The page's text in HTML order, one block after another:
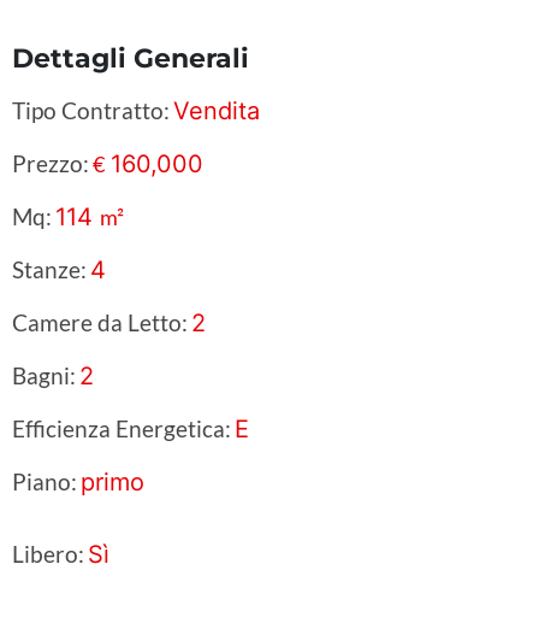
Dettagli Generali
Tipo Contratto:Vendita
Prezzo:€ 160,000
Mq: 114 m²
Stanze: 4
Camere da Letto: 2
Bagni: 2
Efficienza Energetica: E
Piano: primo
Libero: Sì